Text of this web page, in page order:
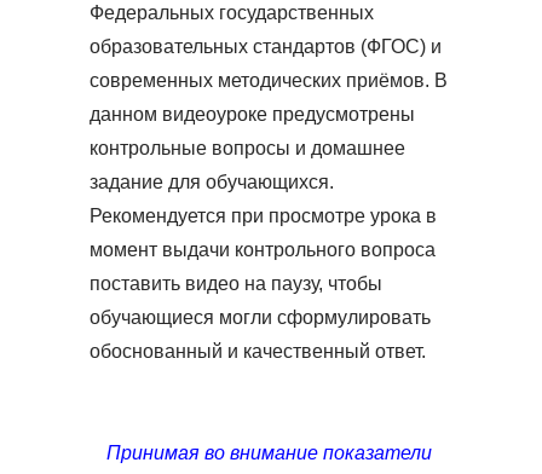
Федеральных государственных
образовательных стандартов (ФГОС) и
современных методических приёмов. В
данном видеоуроке предусмотрены
контрольные вопросы и домашнее
задание для обучающихся.
Рекомендуется при просмотре урока в
момент выдачи контрольного вопроса
поставить видео на паузу, чтобы
обучающиеся могли сформулировать
обоснованный и качественный ответ.
Принимая во внимание показатели